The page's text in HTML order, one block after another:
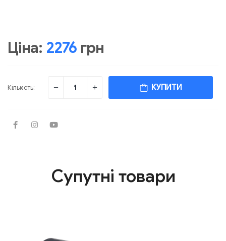
Ціна: 2276 грн
Кількість: КУПИТИ
Супутні товари